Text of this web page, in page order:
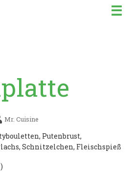
☰
Mr. Cuisine
Putenbrust,
Schnitzelchen, Fleischspieß